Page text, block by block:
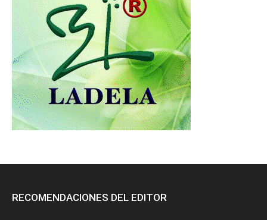
RECOMENDACIONES DEL EDITOR